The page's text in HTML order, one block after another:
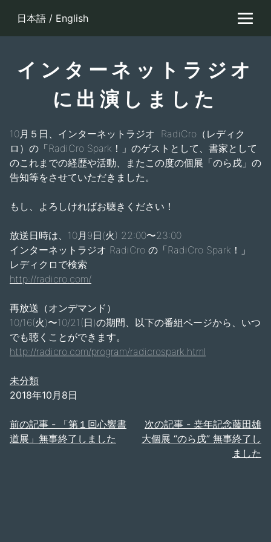
content
日本語 / English
インターネットラジオ
に出演しました
10月５日 、 インターネットラジオ RadiCro（レディク
ロ）の「RadiCro Spark！」のゲストとして、書家として
のこれまでの経歴や活動、またこの度の個展「のら戌」の
告知等をさせていただきました。
もし、よろしければお聴きください！
放送日時は、10月9日(火) 22:00〜23:00
インターネットラジオ RadiCro の「RadiCro Spark！」
レディクロで検索
http://radicro.com/
再放送（オンデマンド）
10/16(火)〜10/21(日)の期間、以下の番組ページから、いつ
でも聴くことができます。
http://radicro.com/program/radicrospark.html
未分類
2018年10月8日
投
稿
前の記事 -
「第１回心響書
道展」無事終了しました
次の記事 - 桒年記念藤田雄
大個展 “のら戌” 無事終了し
ました